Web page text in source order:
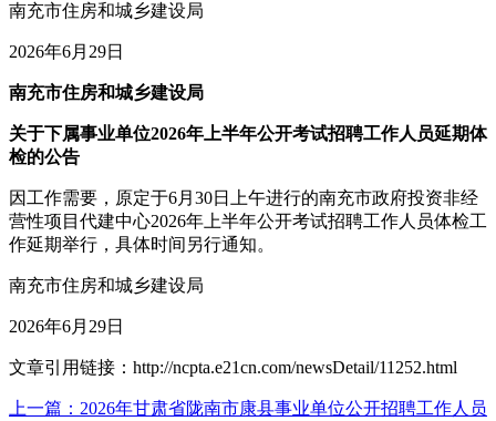
南充市住房和城乡建设局
2026年6月29日
南充市住房和城乡建设局
关于下属事业单位2026年上半年公开考试招聘工作人员延期体
检的公告
因工作需要，原定于6月30日上午进行的南充市政府投资非经
营性项目代建中心2026年上半年公开考试招聘工作人员体检工
作延期举行，具体时间另行通知。
南充市住房和城乡建设局
2026年6月29日
文章引用链接：http://ncpta.e21cn.com/newsDetail/11252.html
上一篇：2026年甘肃省陇南市康县事业单位公开招聘工作人员